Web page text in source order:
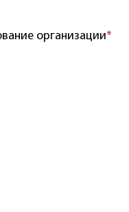
организации*